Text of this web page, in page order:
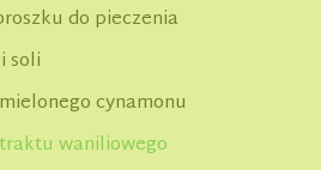
do pieczenia
soli
cynamonu
waniliowego